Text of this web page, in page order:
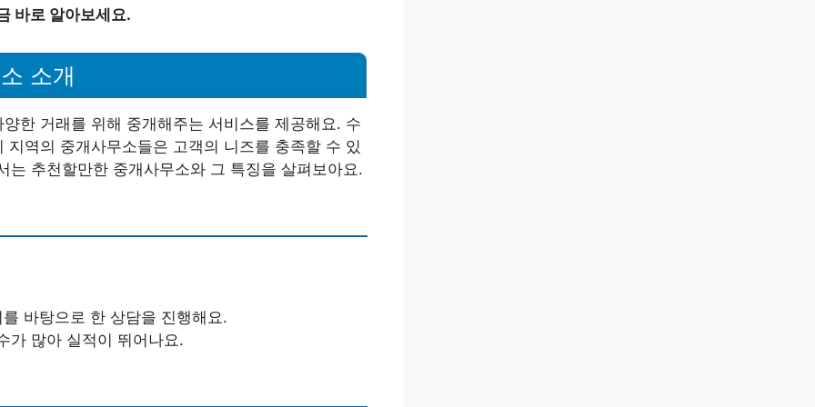
바로 알아보세요.
소개
한 거래를 위해 중개해주는 서비스를 제공해요. 수
역의 중개사무소들은 고객의 니즈를 충족할 수 있
추천할만한 중개사무소와 그 특징을 살펴보아요.
바탕으로 한 상담을 진행해요.
가 많아 실적이 뛰어나요.